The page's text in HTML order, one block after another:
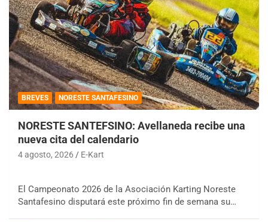
BREVES NORESTE SANTAFESINO
NORESTE SANTEFSINO: Avellaneda recibe una
nueva cita del calendario
4 agosto, 2026 E-Kart
El Campeonato 2026 de la Asociación Karting Noreste
Santafesino disputará este próximo fin de semana su…